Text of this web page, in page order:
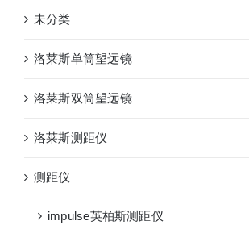
未分类
洛莱斯单筒望远镜
洛莱斯双筒望远镜
洛莱斯测距仪
测距仪
impulse英柏斯测距仪